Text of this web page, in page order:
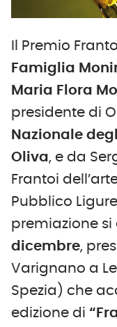
Il Premio
Famiglia
Maria Flora
presidente di
Nazionale
Oliva, e da
Frantoi
Pubblico
premiazione si
dicembre,
Varignano a
Spezia) che
edizione di